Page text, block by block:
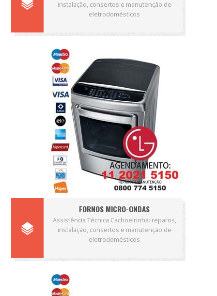
instalação, consertos e manutenção de
eletrodomésticos
FORNOS MICRO-ONDAS
Assistência Técnica Cachoeirinha: reparos,
instalação, consertos e manutenção de
eletrodomésticos